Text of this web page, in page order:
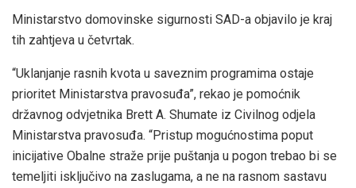
Ministarstvo domovinske sigurnosti SAD-a objavilo je kraj
tih zahtjeva u četvrtak.
“Uklanjanje rasnih kvota u saveznim programima ostaje
prioritet Ministarstva pravosuđa”, rekao je pomoćnik
državnog odvjetnika Brett A. Shumate iz Civilnog odjela
Ministarstva pravosuđa. “Pristup mogućnostima poput
inicijative Obalne straže prije puštanja u pogon trebao bi se
temeljiti isključivo na zaslugama, a ne na rasnom sastavu